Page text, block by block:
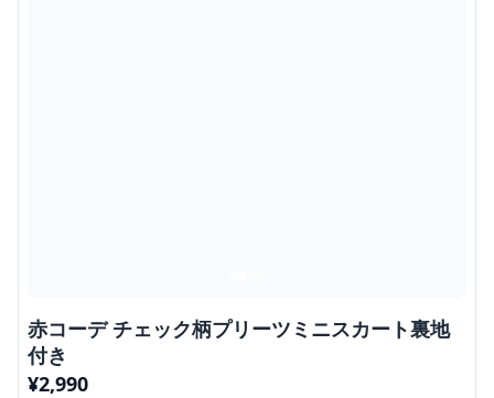
赤コーデ チェック柄プリーツミニスカート裏地
付き
¥2,990